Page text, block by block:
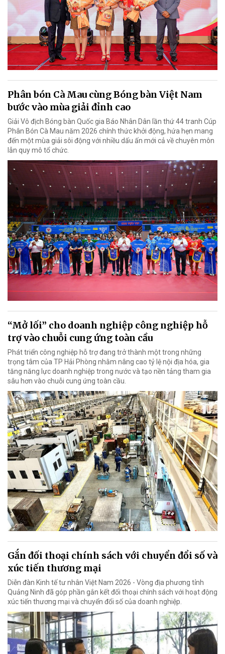
Phân bón Cà Mau cùng Bóng bàn Việt Nam
bước vào mùa giải đỉnh cao
Giải Vô địch Bóng bàn Quốc gia Báo Nhân Dân lần thứ 44 tranh Cúp
Phân Bón Cà Mau năm 2026 chính thức khởi động, hứa hẹn mang
đến một mùa giải sôi động với nhiều dấu ấn mới cả về chuyên môn
lẫn quy mô tổ chức.
“Mở lối” cho doanh nghiệp công nghiệp hỗ
trợ vào chuỗi cung ứng toàn cầu
Phát triển công nghiệp hỗ trợ đang trở thành một trong những
trọng tâm của TP Hải Phòng nhằm nâng cao tỷ lệ nội địa hóa, gia
tăng năng lực doanh nghiệp trong nước và tạo nền tảng tham gia
sâu hơn vào chuỗi cung ứng toàn cầu.
Gắn đối thoại chính sách với chuyển đổi số và
xúc tiến thương mại
Diễn đàn Kinh tế tư nhân Việt Nam 2026 - Vòng địa phương tỉnh
Quảng Ninh đã góp phần gắn kết đối thoại chính sách với hoạt động
xúc tiến thương mại và chuyển đổi số của doanh nghiệp.